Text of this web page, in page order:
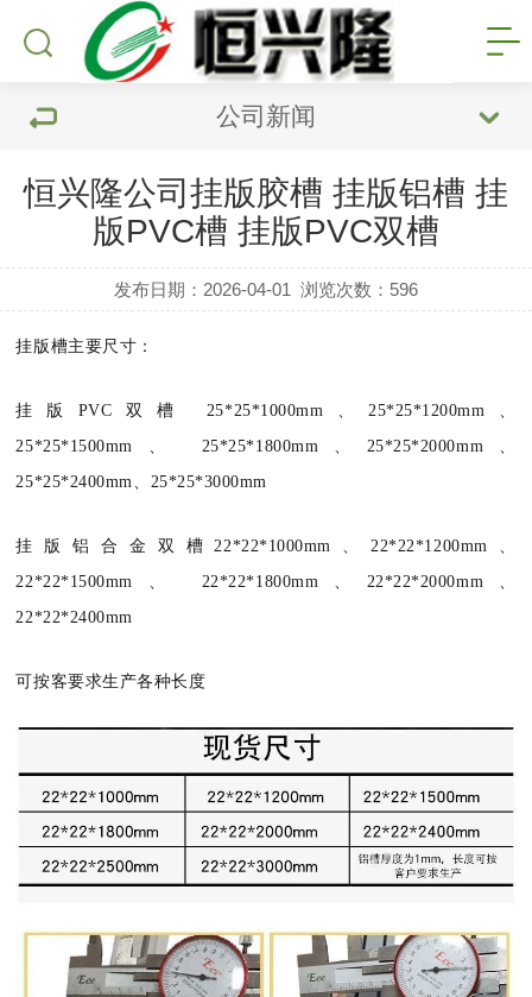
公司新闻
恒兴隆公司挂版胶槽 挂版铝槽 挂
版PVC槽 挂版PVC双槽
发布日期：2026-04-01 浏览次数： 596
挂版槽主要尺寸：
挂版 PVC 双槽 25*25*1000mm 、 25*25*1200mm 、
25*25*1500mm 、 25*25*1800mm 、 25*25*2000mm 、
25*25*2400mm、 25*25*3000mm
挂版铝合金双槽22*22*1000mm 、22*22*1200mm 、
22*22*1500mm 、 22*22*1800mm 、 22*22*2000mm 、
22*22*2400mm
可按客要求生产各种长度